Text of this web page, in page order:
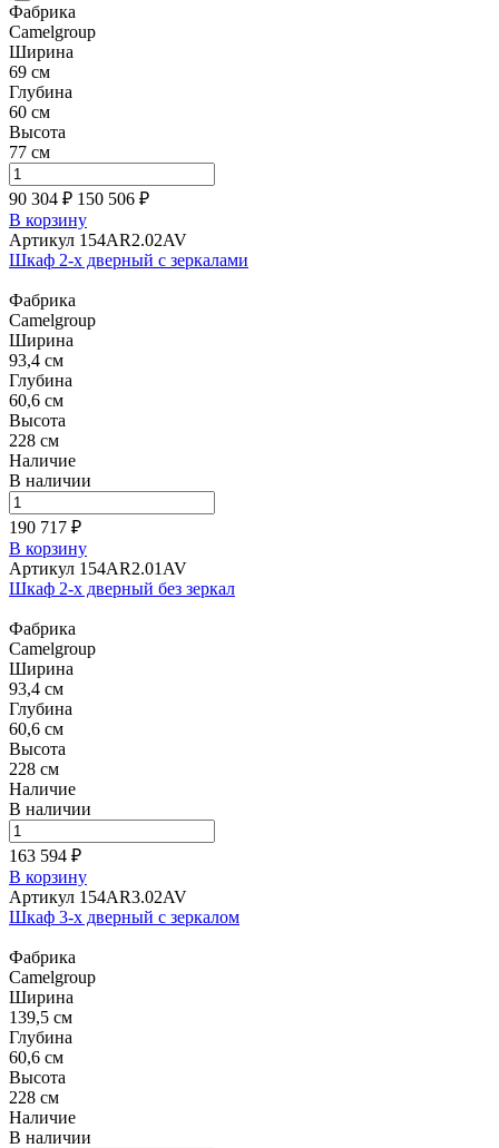
Фабрика
Camelgroup
Ширина
69 см
Глубина
60 см
Высота
77 см
90 304 ₽ 150 506 ₽
В корзину
Артикул 154AR2.02AV
Шкаф 2-х дверный с зеркалами
Фабрика
Camelgroup
Ширина
93,4 см
Глубина
60,6 см
Высота
228 см
Наличие
В наличии
190 717 ₽
В корзину
Артикул 154AR2.01AV
Шкаф 2-х дверный без зеркал
Фабрика
Camelgroup
Ширина
93,4 см
Глубина
60,6 см
Высота
228 см
Наличие
В наличии
163 594 ₽
В корзину
Артикул 154AR3.02AV
Шкаф 3-х дверный с зеркалом
Фабрика
Camelgroup
Ширина
139,5 см
Глубина
60,6 см
Высота
228 см
Наличие
В наличии